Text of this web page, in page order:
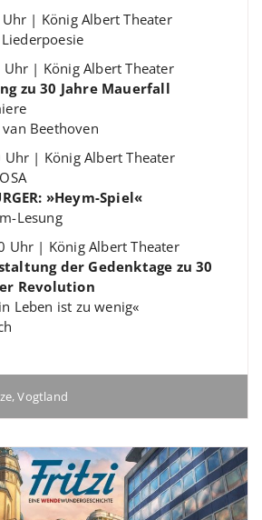
| König Albert Theater
| König Albert Theater
zu 30 Jahre Mauerfall
Beethoven
| König Albert Theater
»Heym-Spiel«
Lesung
Uhr | König Albert Theater
der Gedenktage zu 30
Revolution
Leben ist zu wenig«
,Vogtland